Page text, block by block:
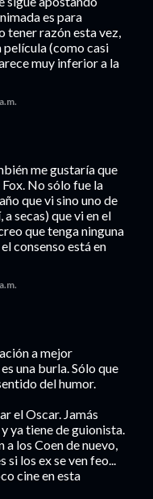
es para
tener razón esta vez,
película (como casi
muy inferior a la
me gustaría que
No sólo fue la
que vi sino uno de
secas) que vi en el
que tenga ninguna
consenso está en
a mejor
una burla. Sólo que
del humor.
el Oscar. Jamás
ya tiene de guionista.
a los Coen de nuevo,
si los ex se ven feo...
cine en esta